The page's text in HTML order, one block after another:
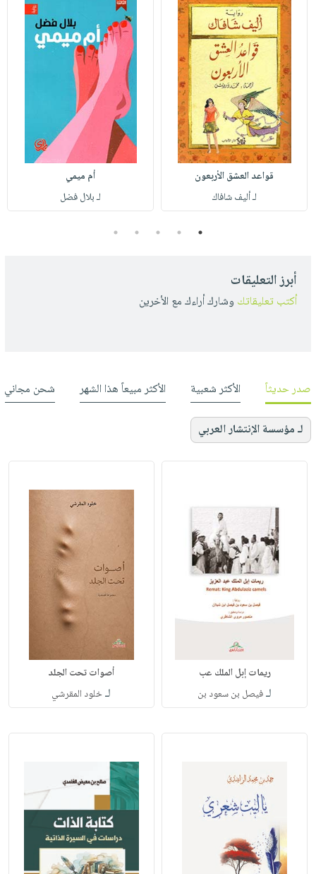
قواعد العشق الأربعون
لـ أليف شافاك
أم ميمي
لـ بلال فضل
1
2
3
4
5
أبرز التعليقات
أكتب تعليقاتك وشارك أراءك مع الأخرين
صدر حديثاً الأكثر شعبية الأكثر مبيعاً هذا الشهر شحن مجاني
لـ مؤسسة الإنتشار العربي
ريمات إبل الملك عب
لـفيصل بن سعود بن
أصوات تحت الجلد
لـخلود المقرشي